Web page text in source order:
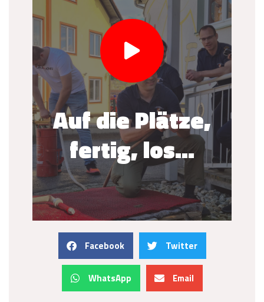
Auf die Plätze,
fertig, los...
Facebook Twitter
WhatsApp Email